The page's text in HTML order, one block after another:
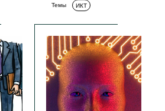
Темы ИКТ